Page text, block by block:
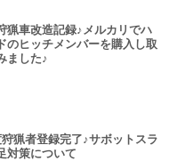
猟車改造記録♪メルカリでハ
のヒッチメンバーを購入し取
ました♪
猟者登録完了♪サボットスラ
対策について